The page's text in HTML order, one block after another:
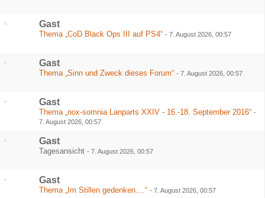
Gast
Thema „CoD Black Ops III auf PS4“ - 7. August 2026, 00:57
Gast
Thema „Sinn und Zweck dieses Forum“ - 7. August 2026, 00:57
Gast
Thema „nox-somnia Lanparts XXIV - 16.-18. September 2016“ -
7. August 2026, 00:57
Gast
Tagesansicht - 7. August 2026, 00:57
Gast
Thema „Im Stillen gedenken....“ - 7. August 2026, 00:57